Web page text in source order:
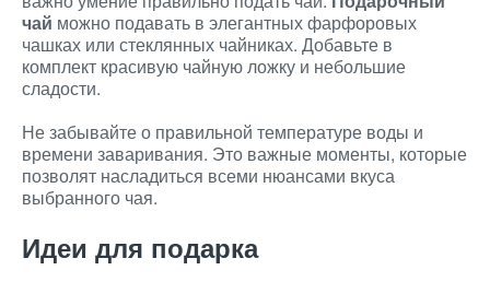
чай можно подавать в элегантных фарфоровых
чашках или стеклянных чайниках. Добавьте в
комплект красивую чайную ложку и небольшие
сладости.
Не забывайте о правильной температуре воды и
времени заваривания. Это важные моменты, которые
позволят насладиться всеми нюансами вкуса
выбранного чая.
Идеи для подарка